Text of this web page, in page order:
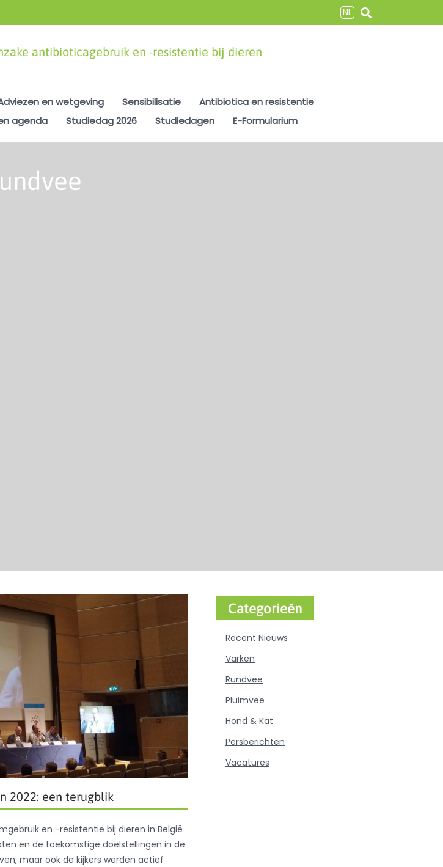
NL
antibioticagebruik en -resistentie bij dieren
en wetgeving Sensibilisatie
Antibiotica en resistentie
agenda Studiedag 2026 Studiedagen E-Formularium
2022: een terugblik
en -resistentie bij dieren in België
en de toekomstige doelstellingen in de
maar ook de kijkers werden actief
Categorieën
Recent Nieuws
Varken
Rundvee
Pluimvee
Hond & Kat
Persberichten
Vacatures